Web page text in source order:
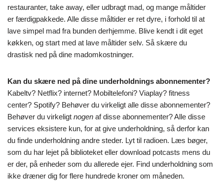
restauranter, take away, eller udbragt mad, og mange måltider
er færdigpakkede. Alle disse måltider er ret dyre, i forhold til at
lave simpel mad fra bunden derhjemme. Blive kendt i dit eget
køkken, og start med at lave måltider selv. Så skære du
drastisk ned på dine madomkostninger.
Kan du skære ned på dine underholdnings abonnementer?
Kabeltv? Netflix? internet? Mobiltelefoni? Viaplay? fitness
center? Spotify? Behøver du virkeligt alle disse abonnementer?
Behøver du virkeligt nogen af disse abonnementer? Alle disse
services eksistere kun, for at give underholdning, så derfor kan
du finde underholdning andre steder. Lyt til radioen. Læs bøger,
som du har lejet på biblioteket eller download potcasts mens du
er der, på enheder som du allerede ejer. Find underholdning som
ikke dræner dig for flere hundrede kroner om måneden.